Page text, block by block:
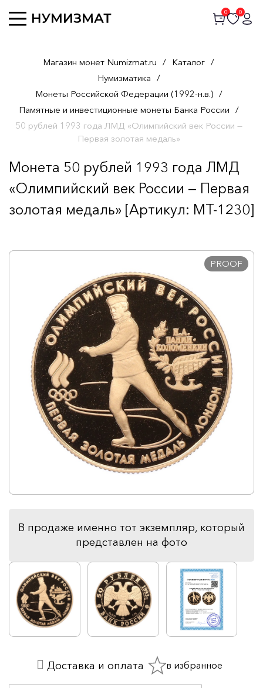
0 0
Магазин монет Numizmat.ru / Каталог /
Нумизматика /
Монеты Российской Федерации (1992-н.в.) /
Памятные и инвестиционные монеты Банка России /
50 рублей 1993 года ЛМД «Олимпийский век России —
Первая золотая медаль»
Монета 50 рублей 1993 года ЛМД
«Олимпийский век России — Первая
золотая медаль» [Артикул: MT-1230]
PROOF
В продаже именно тот экземпляр, который
представлен на фото
Доставка и оплата в избранное